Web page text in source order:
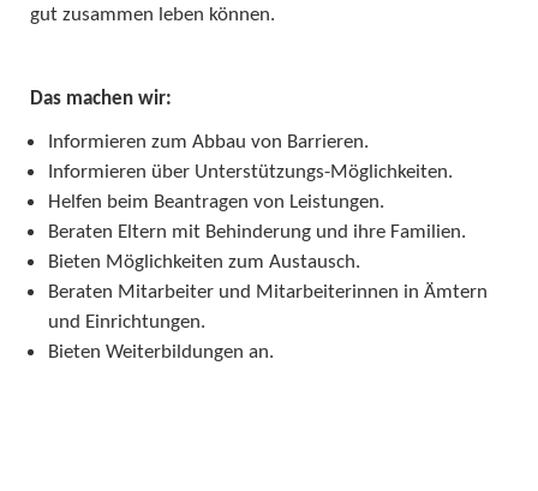
gut zusammen leben können.
Das machen wir:
Informieren zum Abbau von Barrieren.
Informieren über Unterstützungs-Möglichkeiten.
Helfen beim Beantragen von Leistungen.
Beraten Eltern mit Behinderung und ihre Familien.
Bieten Möglichkeiten zum Austausch.
Beraten Mitarbeiter und Mitarbeiterinnen in Ämtern
und Einrichtungen.
Bieten Weiterbildungen an.